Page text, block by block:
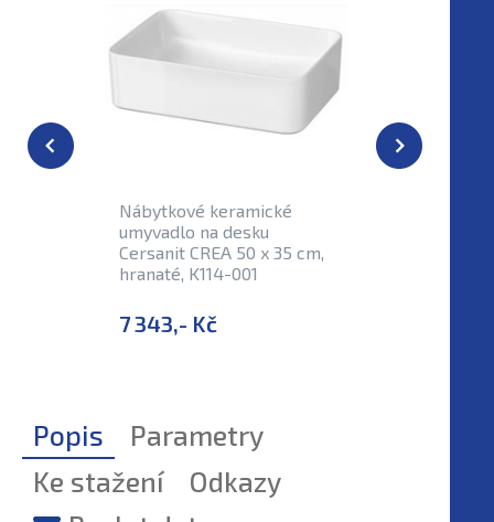
Nábytkové keramické
umyvadlo na desku
Cersanit CREA 50 x 35 cm,
hranaté, K114-001
7 343,- Kč
Popis
Parametry
Ke stažení
Odkazy